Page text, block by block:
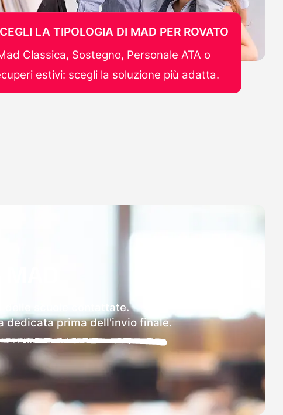
LA TIPOLOGIA DI MAD PER ROVATO
Classica, Sostegno, Personale ATA o
estivi: scegli la soluzione più adatta.
delle scuole contattate.
dedicata prima dell'invio finale.